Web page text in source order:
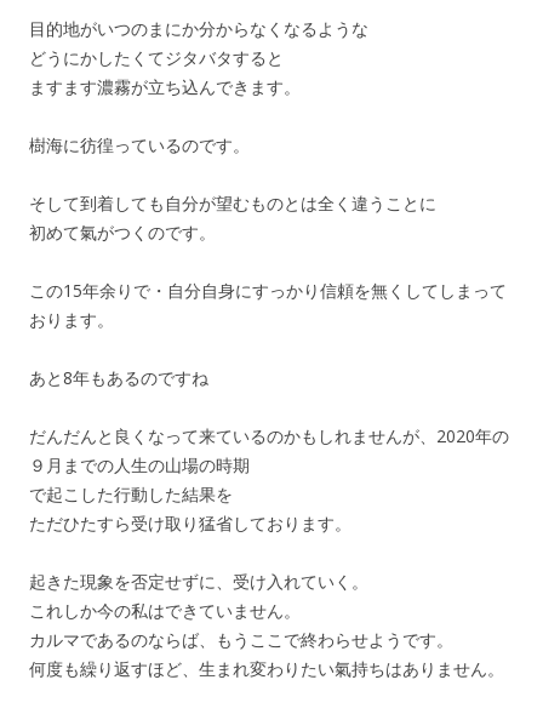
目的地がいつのまにか分からなくなるような
どうにかしたくてジタバタすると
ますます濃霧が立ち込んできます。
樹海に彷徨っているのです。
そして到着しても自分が望むものとは全く違うことに
初めて氣がつくのです。
この15年余りで・自分自身にすっかり信頼を無くしてしまって
おります。
あと8年もあるのですね
だんだんと良くなって来ているのかもしれませんが、2020年の
９月までの人生の山場の時期
で起こした行動した結果を
ただひたすら受け取り猛省しております。
起きた現象を否定せずに、受け入れていく。
これしか今の私はできていません。
カルマであるのならば、もうここで終わらせようです。
何度も繰り返すほど、生まれ変わりたい氣持ちはありません。